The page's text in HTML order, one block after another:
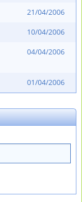
21/04/2006
10/04/2006
04/04/2006
01/04/2006